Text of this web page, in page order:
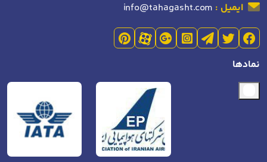
ایمیل : info@tahagasht.com
نمادها